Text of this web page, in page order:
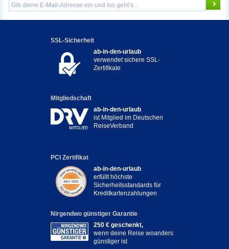
SSL-Sicherheit
ab-in-den-urlaub
verwendet sichere SSL-
Zertifikate
Mitgliedschaft
ab-in-den-urlaub
ist Mitglied im Deutschen
ReiseVerband
PCI Zertifikat
ab-in-den-urlaub
erfüllt höchste
Sicherheitsstandards für
Kreditkartenzahlungen
Nirgendwo günstiger Garantie
250 € geschenkt,
wenn deine Reise woanders
günstiger ist